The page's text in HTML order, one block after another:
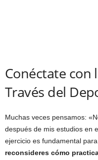
Conéctate con
Través del
Muchas veces pensamos:
después de mis estudios en
ejercicio es fundamental
reconsideres cómo